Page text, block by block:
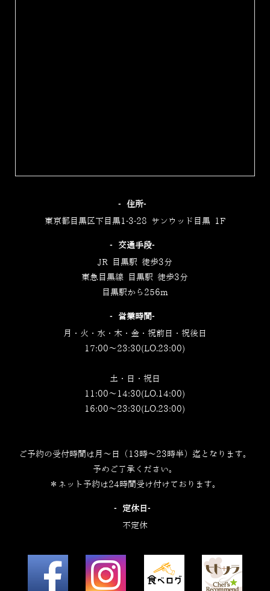
‐住所‐
東京都目黒区下目黒1-3-28 サンウッド目黒 1F
‐交通手段‐
JR 目黒駅 徒歩3分
東急目黒線 目黒駅 徒歩3分
目黒駅から256m
‐営業時間‐
月・火・水・木・金・祝前日・祝後日
17:00～23:30(LO.23:00)
土・日・祝日
11:00～14:30(LO.14:00)
16:00～23:30(LO.23:00)
ご予約の受付時間は月～日（13時～23時半）迄となります。
予めご了承ください。
＊ネット予約は24時間受け付けております。
‐定休日‐
不定休